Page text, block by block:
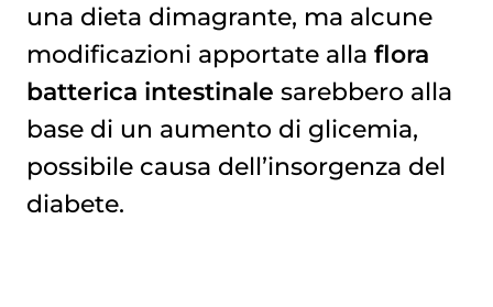
una dieta dimagrante, ma alcune
modificazioni apportate alla flora
batterica intestinale sarebbero alla
base di un aumento di glicemia,
possibile causa dell’insorgenza del
diabete.